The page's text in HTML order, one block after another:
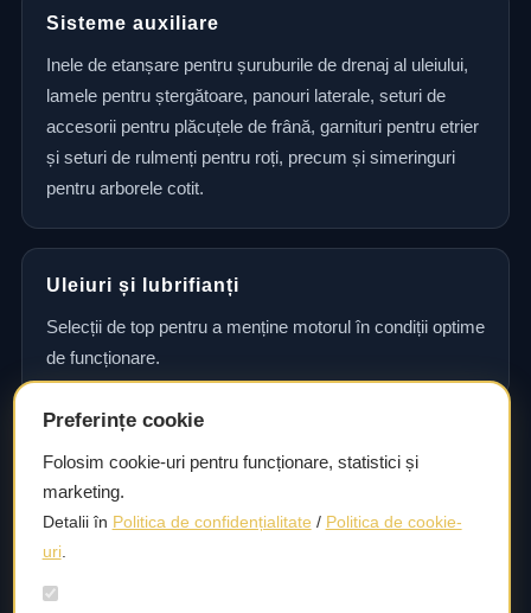
Sisteme auxiliare
Inele de etanșare pentru șuruburile de drenaj al uleiului,
lamele pentru ștergătoare, panouri laterale, seturi de
accesorii pentru plăcuțele de frână, garnituri pentru etrier
și seturi de rulmenți pentru roți, precum și simeringuri
pentru arborele cotit.
Uleiuri și lubrifianți
Selecții de top pentru a menține motorul în condiții optime
de funcționare.
Consultanță și asistență tehnică
Consultanță și asistență tehnică pentru alegerea pieselor
potrivite și efectuarea reparațiilor sau întreținerii corecte.
Preferințe cookie
Folosim cookie-uri pentru funcționare, statistici și
marketing.
Detalii în Politica de confidențialitate / Politica de cookie-
uri.